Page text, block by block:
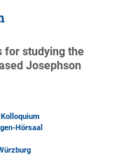
for studying the
Josephson
Hörsaal